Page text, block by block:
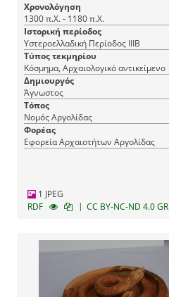
Χρονολόγηση
1300 π.Χ. - 1180 π.Χ.
Ιστορική περίοδος
Υστεροελλαδική Περίοδος ΙΙΙΒ
Τύπος τεκμηρίου
Κόσμημα, Αρχαιολογικό αντικείμενο
Δημιουργός
Άγνωστος
Τόπος
Νομός Αργολίδας
Φορέας
Εφορεία Αρχαιοτήτων Αργολίδας
1 JPEG
RDF
| CC BY-NC-ND 4.0 GR